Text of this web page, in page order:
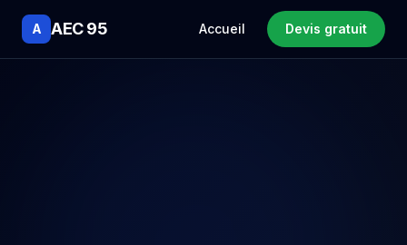
A AEC 95 Accueil Devis gratuit